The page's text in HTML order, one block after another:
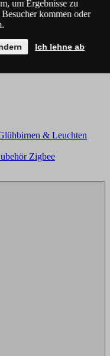
Angebot
& Leuchten
Zigbee
um Ergebnisse zu
kommen oder
Ich lehne ab